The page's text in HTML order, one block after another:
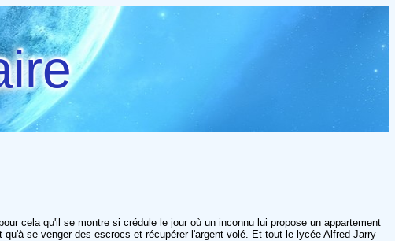
cela qu'il se montre si crédule le jour où un inconnu lui propose un appartement
se venger des escrocs et récupérer l'argent volé. Et tout le lycée Alfred-Jarry